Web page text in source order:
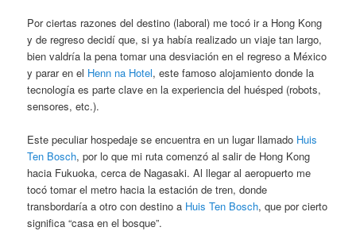
Por ciertas razones del destino (laboral) me tocó ir a Hong Kong
y de regreso decidí que, si ya había realizado un viaje tan largo,
bien valdría la pena tomar una desviación en el regreso a México
y parar en el Henn na Hotel, este famoso alojamiento donde la
tecnología es parte clave en la experiencia del huésped (robots,
sensores, etc.).
Este peculiar hospedaje se encuentra en un lugar llamado Huis
Ten Bosch, por lo que mi ruta comenzó al salir de Hong Kong
hacia Fukuoka, cerca de Nagasaki. Al llegar al aeropuerto me
tocó tomar el metro hacia la estación de tren, donde
transbordaría a otro con destino a Huis Ten Bosch, que por cierto
significa “casa en el bosque”.